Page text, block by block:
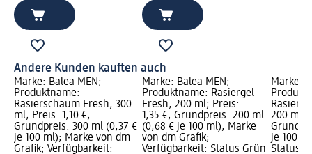
Andere Kunden kauften auch
Marke: Balea MEN;
Produktname:
Rasierschaum Fresh, 300
ml; Preis: 1,10 €;
Grundpreis: 300 ml (0,37 €
je 100 ml); Marke von dm
Grafik; Verfügbarkeit:
Marke: Balea MEN;
Produktname: Rasiergel
Fresh, 200 ml; Preis:
1,35 €; Grundpreis: 200 ml
(0,68 € je 100 ml); Marke
von dm Grafik;
Verfügbarkeit: Status Grün
Marke:
200 ml;
je 100
Status